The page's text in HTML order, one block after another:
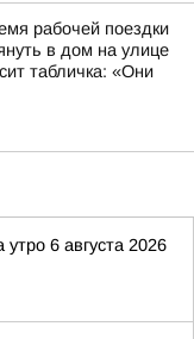
рабочей поездки
в дом на улице
табличка: «Они
6 августа 2026